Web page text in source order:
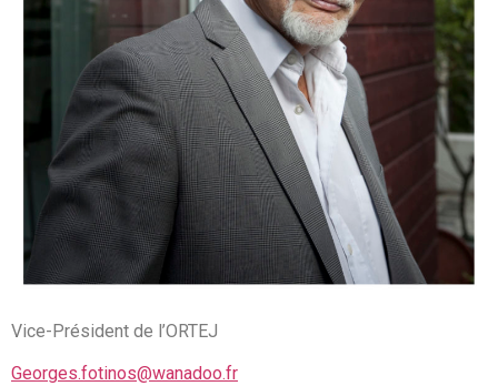
Vice-Président de l’ORTEJ
Georges.fotinos@wanadoo.fr